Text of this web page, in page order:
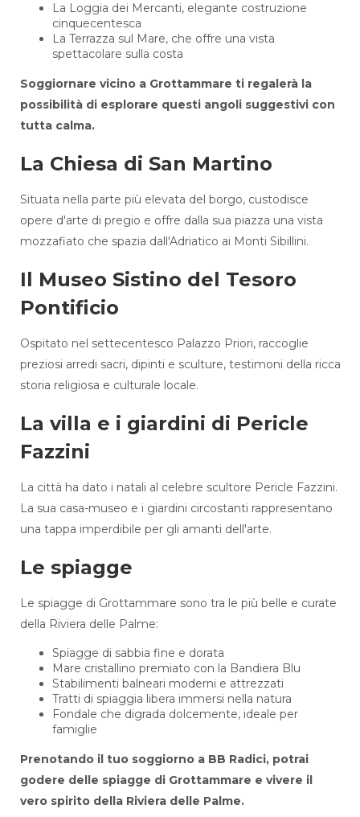
La Loggia dei Mercanti, elegante costruzione
cinquecentesca
La Terrazza sul Mare, che offre una vista
spettacolare sulla costa
Soggiornare vicino a Grottammare ti regalerà la
possibilità di esplorare questi angoli suggestivi con
tutta calma.
La Chiesa di San Martino
Situata nella parte più elevata del borgo, custodisce
opere d'arte di pregio e offre dalla sua piazza una vista
mozzafiato che spazia dall'Adriatico ai Monti Sibillini.
Il Museo Sistino del Tesoro
Pontificio
Ospitato nel settecentesco Palazzo Priori, raccoglie
preziosi arredi sacri, dipinti e sculture, testimoni della ricca
storia religiosa e culturale locale.
La villa e i giardini di Pericle
Fazzini
La città ha dato i natali al celebre scultore Pericle Fazzini.
La sua casa-museo e i giardini circostanti rappresentano
una tappa imperdibile per gli amanti dell'arte.
Le spiagge
Le spiagge di Grottammare sono tra le più belle e curate
della Riviera delle Palme:
Spiagge di sabbia fine e dorata
Mare cristallino premiato con la Bandiera Blu
Stabilimenti balneari moderni e attrezzati
Tratti di spiaggia libera immersi nella natura
Fondale che digrada dolcemente, ideale per
famiglie
Prenotando il tuo soggiorno a BB Radici, potrai
godere delle spiagge di Grottammare e vivere il
vero spirito della Riviera delle Palme.